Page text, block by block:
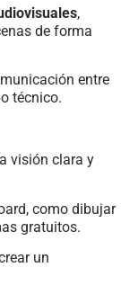
,
de forma
entre
técnico.
visión clara y
como dibujar
gratuitos.
un